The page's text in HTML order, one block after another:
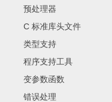
预处理器
C 标准库头文件
类型支持
程序支持工具
变参数函数
错误处理